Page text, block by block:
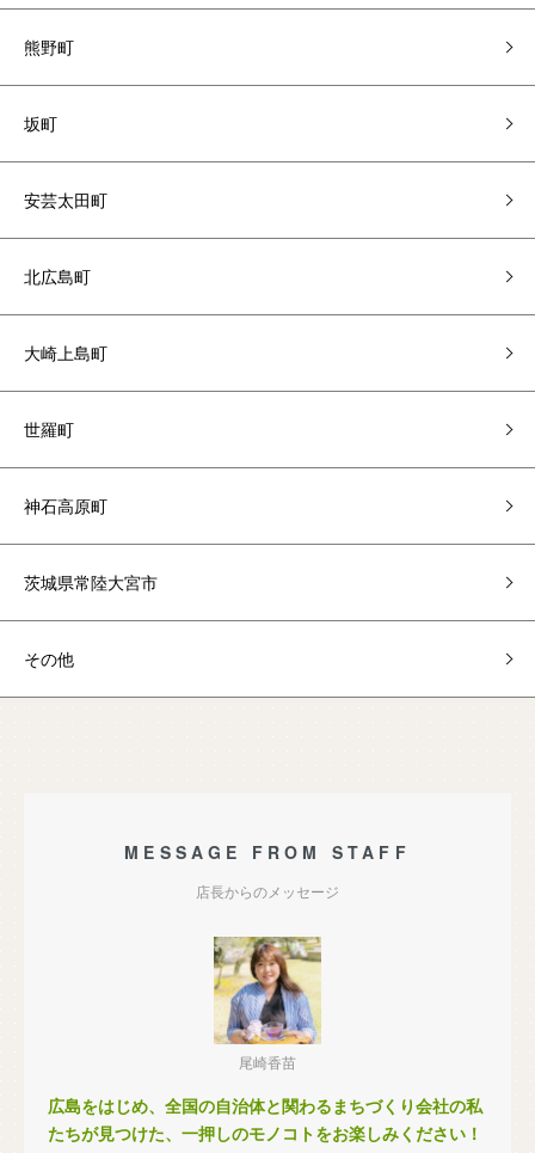
熊野町
坂町
安芸太田町
北広島町
大崎上島町
世羅町
神石高原町
茨城県常陸大宮市
その他
MESSAGE FROM STAFF
店長からのメッセージ
尾崎香苗
広島をはじめ、全国の自治体と関わるまちづくり会社の私
たちが見つけた、一押しのモノコトをお楽しみください！